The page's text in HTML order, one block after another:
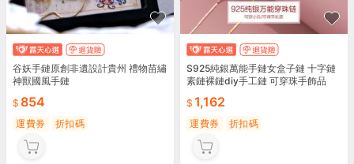
谷妖手鏈原創非遺設計貴州 禮物苗繡
神獸國風手鏈
854
運費券 折扣碼
S925純銀萬能手鏈女盒子鏈 十字鏈
素鏈裸鏈diy手工鏈 可穿珠手飾品
1,162
運費券 折扣碼